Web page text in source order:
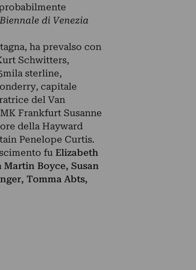
Biennale di Venezia
ha prevalso con
Schwitters,
sterline,
capitale
del Van
Frankfurt Susanne
della Hayward
Penelope Curtis.
fu Elizabeth
Martin Boyce, Susan
Tomma Abts,